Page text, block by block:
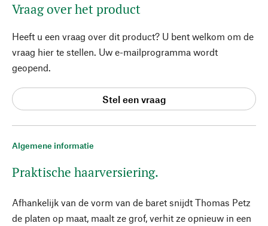
Algemene informatie
Praktische haarversiering.
Afhankelijk van de vorm van de baret snijdt Thomas Petz
de platen op maat, maalt ze grof, verhit ze opnieuw in een
Vraag over het product
Heeft u een vraag over dit product? U bent welkom om de
vraag hier te stellen. Uw e-mailprogramma wordt
geopend.
Stel een vraag